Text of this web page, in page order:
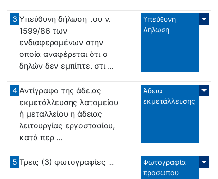
3 Υπεύθυνη δήλωση του ν.
1599/86 των
ενδιαφερομένων στην
οποία αναφέρεται ότι ο
δηλών δεν εμπίπτει στι ...
Υπεύθυνη
Δήλωση
4 Αντίγραφο της άδειας
εκμετάλλευσης λατομείου
ή μεταλλείου ή άδειας
λειτουργίας εργοστασίου,
κατά περ ...
Άδεια
εκμετάλλευσης
5 Τρεις (3) φωτογραφίες ...
Φωτογραφία
προσώπου